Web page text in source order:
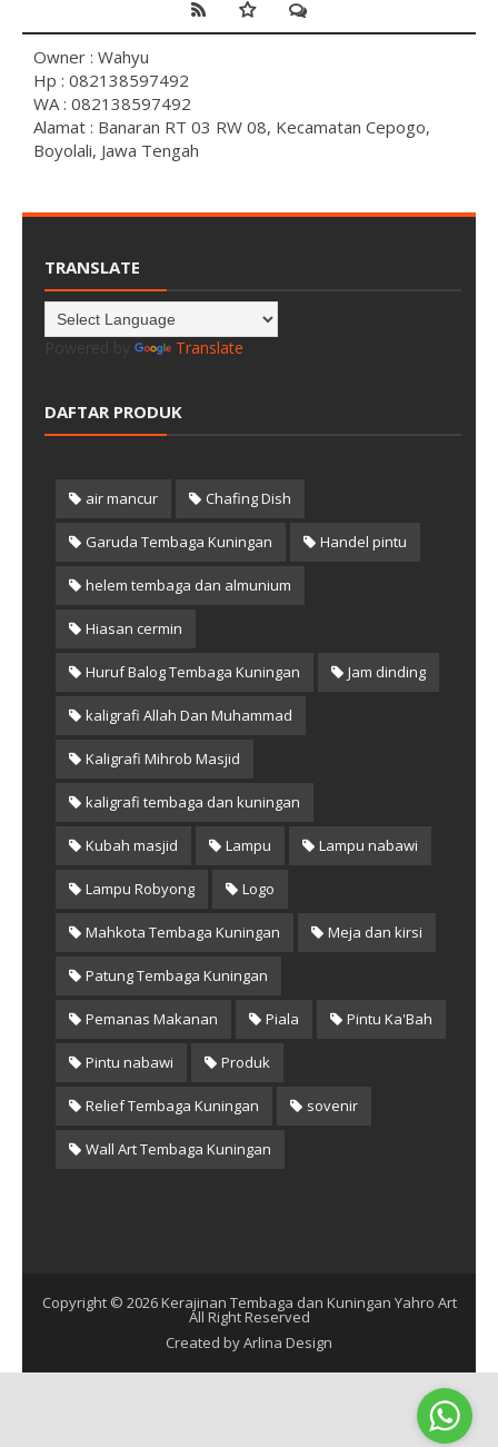
Owner : Wahyu
Hp : 082138597492
WA : 082138597492
Alamat : Banaran RT 03 RW 08, Kecamatan Cepogo,
Boyolali, Jawa Tengah
TRANSLATE
Translate
DAFTAR PRODUK
air mancur Chafing Dish
Garuda Tembaga Kuningan Handel pintu
helem tembaga dan almunium
Hiasan cermin
Huruf Balog Tembaga Kuningan Jam dinding
kaligrafi Allah Dan Muhammad
Kaligrafi Mihrob Masjid
kaligrafi tembaga dan kuningan
Kubah masjid Lampu Lampu nabawi
Lampu Robyong Logo
Mahkota Tembaga Kuningan Meja dan kirsi
Patung Tembaga Kuningan
Pemanas Makanan Piala Pintu Ka'Bah
Pintu nabawi Produk
Relief Tembaga Kuningan sovenir
Wall Art Tembaga Kuningan
Copyright © 2026Kerajinan Tembaga dan Kuningan Yahro Art
All Right Reserved
Created byArlina Design